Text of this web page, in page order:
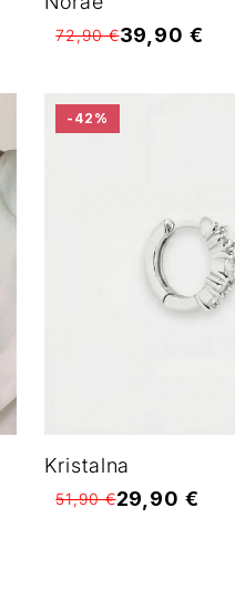
72,90 €39,90 €
-42%
Kristalna
51,90 €29,90 €